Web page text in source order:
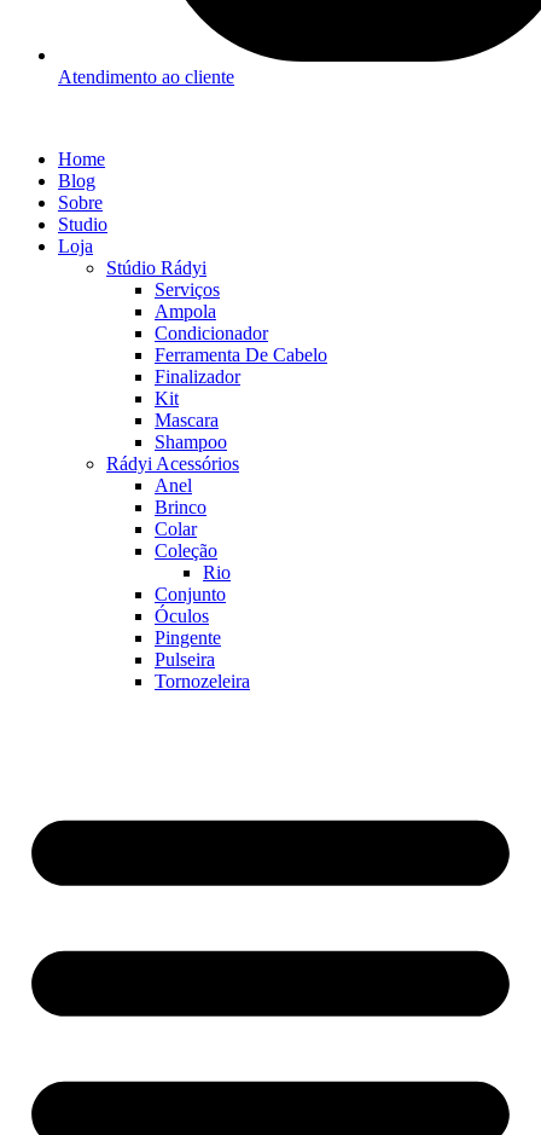
Atendimento ao cliente
Home
Blog
Sobre
Studio
Loja
Stúdio Rádyi
Serviços
Ampola
Condicionador
Ferramenta De Cabelo
Finalizador
Kit
Mascara
Shampoo
Rádyi Acessórios
Anel
Brinco
Colar
Coleção
Rio
Conjunto
Óculos
Pingente
Pulseira
Tornozeleira